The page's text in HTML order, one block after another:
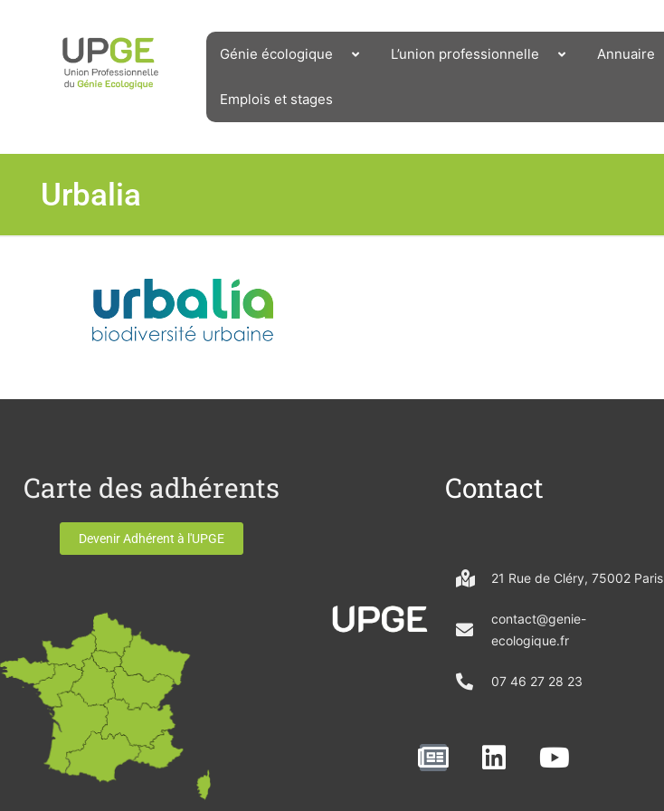
Génie écologique L’union professionnelle Annuaire
Emplois et stages
Urbalia
Carte des adhérents
Devenir Adhérent à l'UPGE
Contact
21 Rue de Cléry, 75002 Paris
contact@genie-
ecologique.fr
07 46 27 28 23
N
e
L
i
Y
o